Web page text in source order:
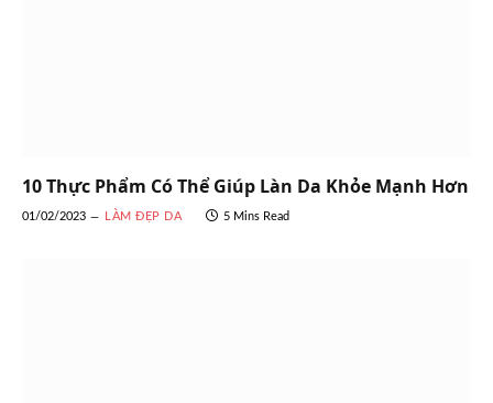
10 Thực Phẩm Có Thể Giúp Làn Da Khỏe Mạnh Hơn
01/02/2023 LÀM ĐẸP DA 5 Mins Read